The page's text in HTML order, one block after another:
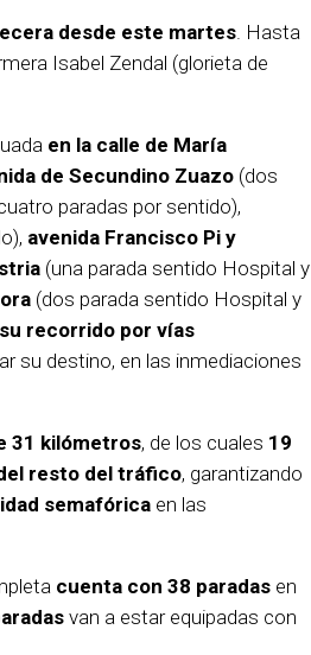
desde este martes. Hasta
Isabel Zendal (glorieta de
en la calle de María
de Secundino Zuazo (dos
paradas por sentido),
avenida Francisco Pi y
(una parada sentido Hospital y
(dos parada sentido Hospital y
recorrido por vías
su destino, en las inmediaciones
31 kilómetros, de los cuales 19
resto del tráfico, garantizando
semafórica en las
cuenta con 38 paradas en
van a estar equipadas con